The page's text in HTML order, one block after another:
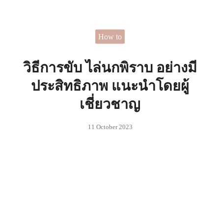
How to
วิธีการขับ ไล่นกพิราบ อย่างมี
ประสิทธิภาพ แนะนำโดยผู้
เชี่ยวชาญ
11 October 2023